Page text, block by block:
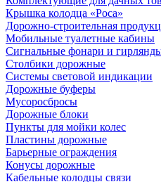
Крышка колодца «Роса»
Дорожно-строительная
Мобильные туалетные кабины
Сигнальные фонари и
Столбики дорожные
Системы световой индикации
Дорожные буферы
Мусоросбросы
Дорожные блоки
Пункты для мойки колес
Пластины дорожные
Барьерные ограждения
Конусы дорожные
Кабельные колодцы связи